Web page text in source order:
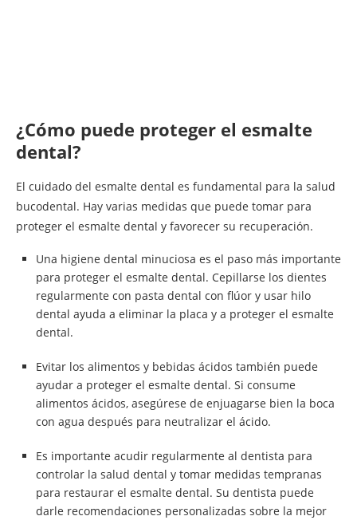
¿Cómo puede proteger el esmalte
dental?
El cuidado del esmalte dental es fundamental para la salud
bucodental. Hay varias medidas que puede tomar para
proteger el esmalte dental y favorecer su recuperación.
Una higiene dental minuciosa es el paso más importante
para proteger el esmalte dental. Cepillarse los dientes
regularmente con pasta dental con flúor y usar hilo
dental ayuda a eliminar la placa y a proteger el esmalte
dental.
Evitar los alimentos y bebidas ácidos también puede
ayudar a proteger el esmalte dental. Si consume
alimentos ácidos, asegúrese de enjuagarse bien la boca
con agua después para neutralizar el ácido.
Es importante acudir regularmente al dentista para
controlar la salud dental y tomar medidas tempranas
para restaurar el esmalte dental. Su dentista puede
darle recomendaciones personalizadas sobre la mejor